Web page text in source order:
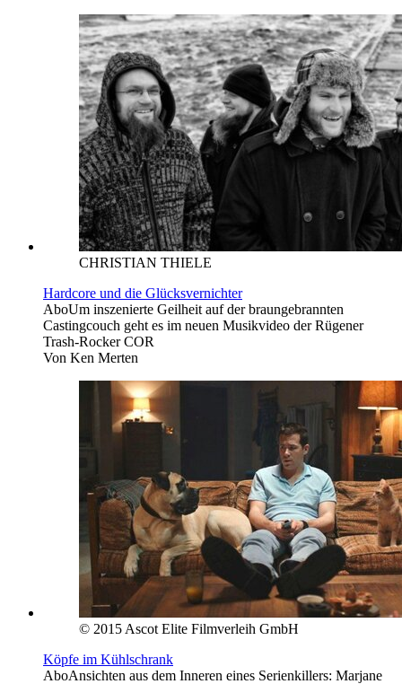
CHRISTIAN THIELE
Hardcore und die Glücksvernichter
AboUm inszenierte Geilheit auf der braungebrannten
Castingcouch geht es im neuen Musikvideo der Rügener
Trash-Rocker COR
Von Ken Merten
© 2015 Ascot Elite Filmverleih GmbH
Köpfe im Kühlschrank
AboAnsichten aus dem Inneren eines Serienkillers: Marjane